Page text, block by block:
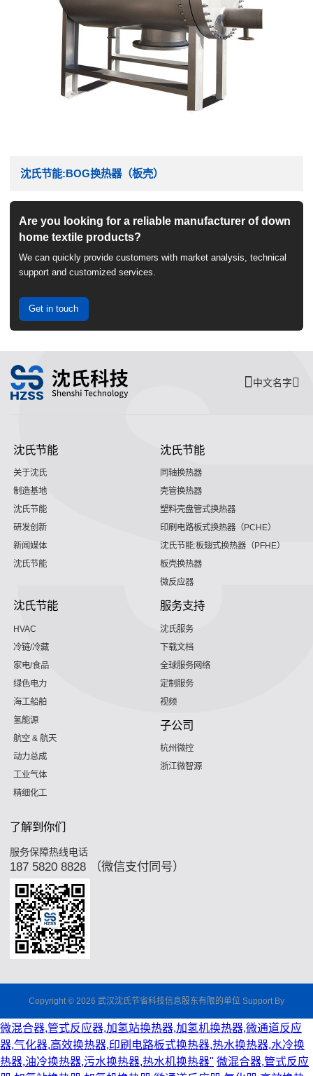
沈氏节能:BOG换热器（板壳）
Are you looking for a reliable manufacturer of down
home textile products?
We can quickly provide customers with market analysis, technical
support and customized services.
Get in touch
中文名字
沈氏节能
关于沈氏
制造基地
沈氏节能
研发创新
新闻媒体
沈氏节能
沈氏节能
同轴换热器
壳管换热器
塑料壳盘管式换热器
印刷电路板式换热器（PCHE）
沈氏节能:板翅式换热器（PFHE）
板壳换热器
微反应器
沈氏节能
HVAC
冷链/冷藏
家电/食品
绿色电力
海工船舶
氢能源
航空 & 航天
动力总成
工业气体
精细化工
服务支持
沈氏服务
下载文档
全球服务网络
定制服务
视频
子公司
杭州微控
浙江微智源
了解到你们
服务保障热线电话
187 5820 8828 （微信支付同号）
Copyright © 2026 武汉沈氏节省科技信息股东有限的单位 Support By
微混合器,管式反应器,加氢站换热器,加氢机换热器,微通道反应
器,气化器,高效换热器,印刷电路板式换热器,热水换热器,水冷换
热器,油冷换热器,污水换热器,热水机换热器" 微混合器,管式反应